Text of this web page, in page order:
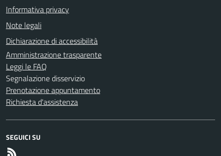
Informativa privacy
Note legali
Dichiarazione di accessibilità
Amministrazione trasparente
Leggi le FAQ
Segnalazione disservizio
Prenotazione appuntamento
Richiesta d'assistenza
SEGUICI SU